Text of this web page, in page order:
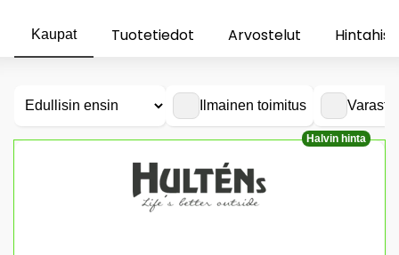
Kaupat Tuotetiedot Arvostelut
Ilmainen toimitus
Halvin hinta